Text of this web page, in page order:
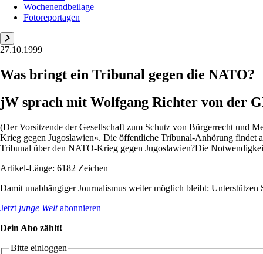
Wochenendbeilage
Fotoreportagen
27.10.1999
Was bringt ein Tribunal gegen die NATO?
jW sprach mit Wolfgang Richter von der
(Der Vorsitzende der Gesellschaft zum Schutz von Bürgerrecht und
Krieg gegen Jugoslawien«. Die öffentliche Tribunal-Anhörung findet
Tribunal über den NATO-Krieg gegen Jugoslawien?Die
Artikel-Länge: 6182 Zeichen
Damit unabhängiger Journalismus weiter möglich bleibt:
Jetzt junge Weltabonnieren
Dein Abo zählt!
Bitte einloggen